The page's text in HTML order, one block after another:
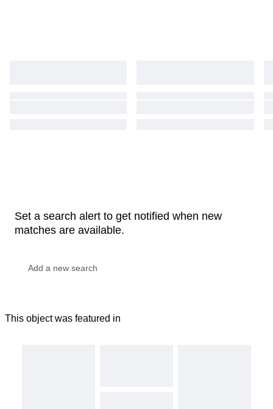
Set a search alert to get notified when new
matches are available.
This object was featured in